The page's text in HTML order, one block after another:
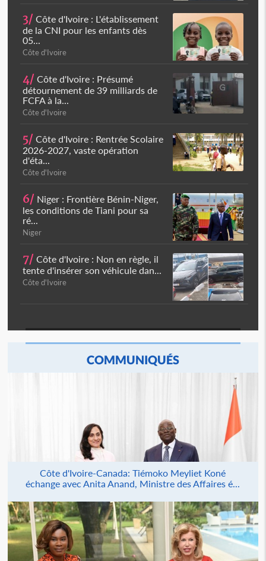
3/ Côte d'Ivoire : L'établissement
de la CNI pour les enfants dès
05...
Côte d'Ivoire
4/ Côte d'Ivoire : Présumé
détournement de 39 milliards de
FCFA à la...
Côte d'Ivoire
5/ Côte d'Ivoire : Rentrée Scolaire
2026-2027, vaste opération
d'éta...
Côte d'Ivoire
6/ Niger : Frontière Bénin-Niger,
les conditions de Tiani pour sa
ré...
Niger
7/ Côte d'Ivoire : Non en règle, il
tente d'insérer son véhicule dan...
Côte d'Ivoire
COMMUNIQUÉS
Côte d'Ivoire-Canada: Tiémoko Meyliet Koné
échange avec Anita Anand, Ministre des Affaires é...